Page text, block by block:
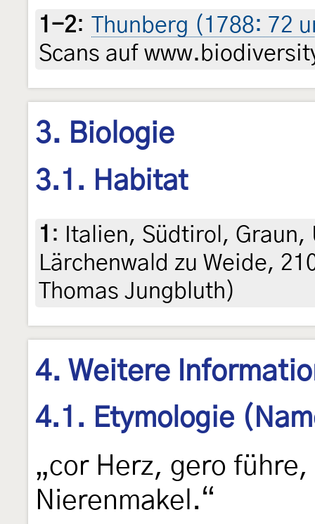
1-2:
Thunberg (1788: 72
Scans auf
3. Biologie
3.1. Habitat
1 :
Italien, Südtirol,
Lärchenwald zu Weide,
Thomas Jungbluth)
4. Weitere
4.1. Etymologie
„cor Herz, gero
Nierenmakel.“